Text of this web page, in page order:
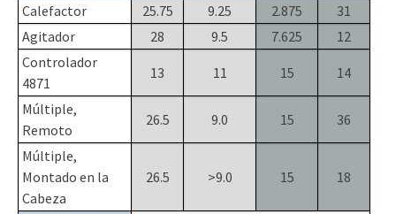
Calefactor
25.75 9.25 2.875
31
Agitador
28 9.5 7.625
12
Controlador
4871
13 11 15 14
Múltiple,
Remoto
26.5 9.0 15 36
Múltiple,
Montado en la
Cabeza
26.5 >9.0 15 18